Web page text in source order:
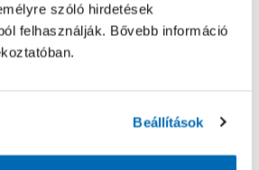
szóló hirdetések
felhasználják. Bővebb információ
Beállítások